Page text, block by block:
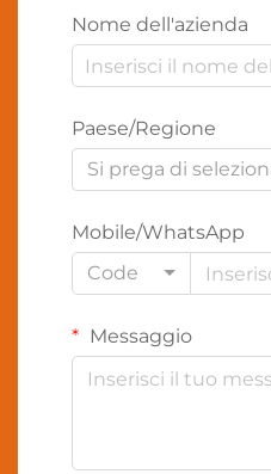
Nome dell'azienda
Paese/Regione
Si prega di
Mobile/WhatsApp
Code
Messaggio